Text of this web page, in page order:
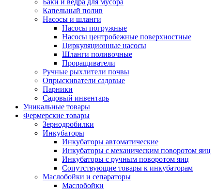
Капельный полив
Насосы и шланги
Насосы погружные
Насосы центробежные поверхностные
Циркуляционные насосы
Шланги поливочные
Проращиватели
Ручные рыхлители почвы
Опрыскиватели садовые
Парники
Садовый инвентарь
Уникальные товары
Фермерские товары
Зернодробилки
Инкубаторы
Инкубаторы автоматические
Инкубаторы с механическим поворотом яиц
Инкубаторы с ручным поворотом яиц
Сопутствующие товары к инкубаторам
Маслобойки и сепараторы
Маслобойки